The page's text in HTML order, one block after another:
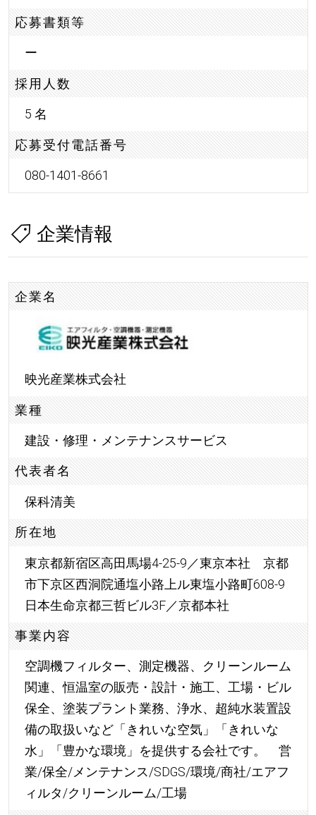
応募書類等
ー
採用人数
5 名
応募受付電話番号
080-1401-8661
企業情報
企業名
映光産業株式会社
業種
建設・修理・メンテナンスサービス
代表者名
保科清美
所在地
東京都新宿区高田馬場4-25-9／東京本社 京都
市下京区西洞院通塩小路上ル東塩小路町608-9
日本生命京都三哲ビル3F／京都本社
事業内容
空調機フィルター、測定機器、クリーンルーム
関連、恒温室の販売・設計・施工、工場・ビル
保全、塗装プラント業務、浄水、超純水装置設
備の取扱いなど「きれいな空気」「きれいな
水」「豊かな環境」を提供する会社です。 営
業/保全/メンテナンス/SDGS/環境/商社/エアフ
ィルタ/クリーンルーム/工場